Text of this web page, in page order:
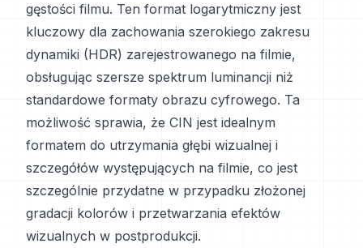
gęstości filmu. Ten format logarytmiczny jest
kluczowy dla zachowania szerokiego zakresu
dynamiki (HDR) zarejestrowanego na filmie,
obsługując szersze spektrum luminancji niż
standardowe formaty obrazu cyfrowego. Ta
możliwość sprawia, że CIN jest idealnym
formatem do utrzymania głębi wizualnej i
szczegółów występujących na filmie, co jest
szczególnie przydatne w przypadku złożonej
gradacji kolorów i przetwarzania efektów
wizualnych w postprodukcji.